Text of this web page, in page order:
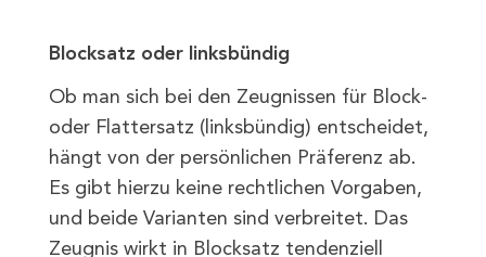
Blocksatz oder linksbündig
Ob man sich bei den Zeugnissen für Block-
oder Flattersatz (linksbündig) entscheidet,
hängt von der persönlichen Präferenz ab.
Es gibt hierzu keine rechtlichen Vorgaben,
und beide Varianten sind verbreitet. Das
Zeugnis wirkt in Blocksatz tendenziell